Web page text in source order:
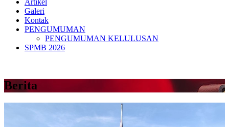
Artikel
Galeri
Kontak
PENGUMUMAN
PENGUMUMAN KELULUSAN
SPMB 2026
Berita